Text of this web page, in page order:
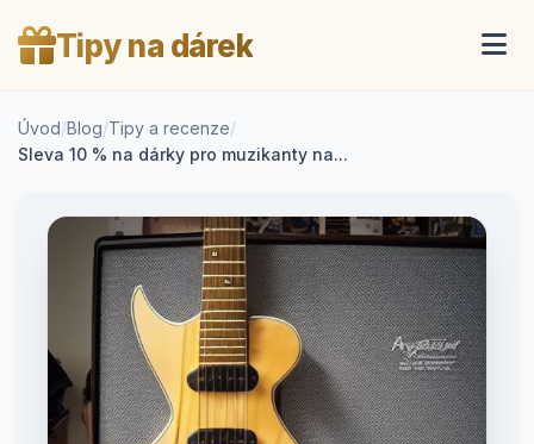
Tipy na dárek
Úvod/Blog/Tipy a recenze/
Sleva 10 % na dárky pro muzikanty na...